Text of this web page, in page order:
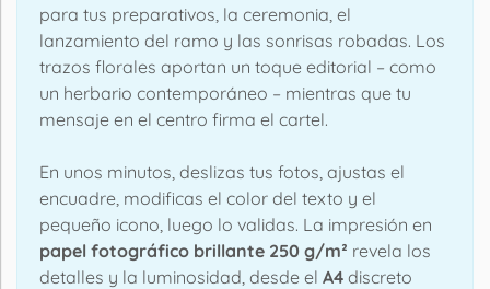
para tus preparativos, la ceremonia, el
lanzamiento del ramo y las sonrisas robadas. Los
trazos florales aportan un toque editorial – como
un herbario contemporáneo – mientras que tu
mensaje en el centro firma el cartel.
En unos minutos, deslizas tus fotos, ajustas el
encuadre, modificas el color del texto y el
pequeño icono, luego lo validas. La impresión en
papel fotográfico brillante 250 g/m² revela los
detalles y la luminosidad, desde el A4 discreto